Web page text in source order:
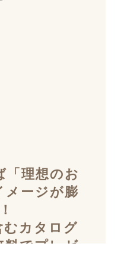
「理想のお
メージが膨
むカタログ
料でプレゼ